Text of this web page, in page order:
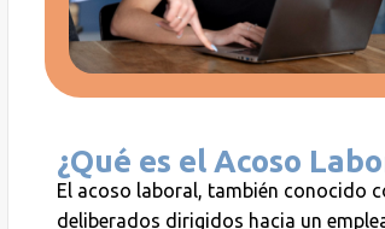
¿Qué es el Acoso
El acoso laboral, también conocido
deliberados dirigidos hacia un